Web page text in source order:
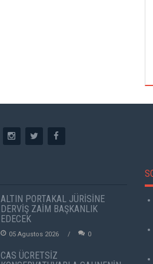
ALTIN PORTAKAL JÜRİSİNE
DERVİŞ ZAİM BAŞKANLIK
EDECEK
05 Agustos 2026 0
CAS ÜCRETSİZ